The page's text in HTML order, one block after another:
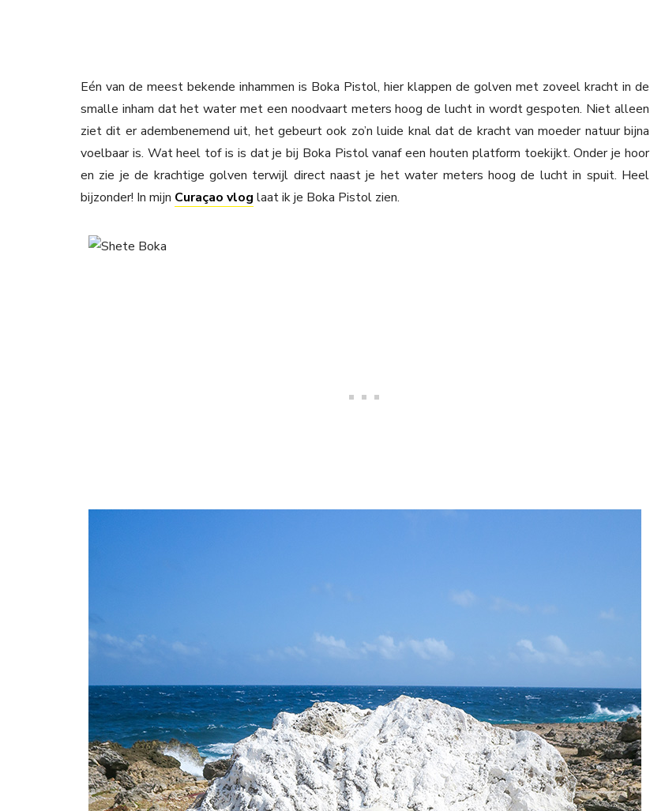
Eén van de meest bekende inhammen is Boka Pistol, hier klappen de golven met zoveel kracht in de
smalle inham dat het water met een noodvaart meters hoog de lucht in wordt gespoten. Niet alleen
ziet dit er adembenemend uit, het gebeurt ook zo’n luide knal dat de kracht van moeder natuur bijna
voelbaar is. Wat heel tof is is dat je bij Boka Pistol vanaf een houten platform toekijkt. Onder je hoor
en zie je de krachtige golven terwijl direct naast je het water meters hoog de lucht in spuit. Heel
bijzonder! In mijn Curaçao vlog laat ik je Boka Pistol zien.